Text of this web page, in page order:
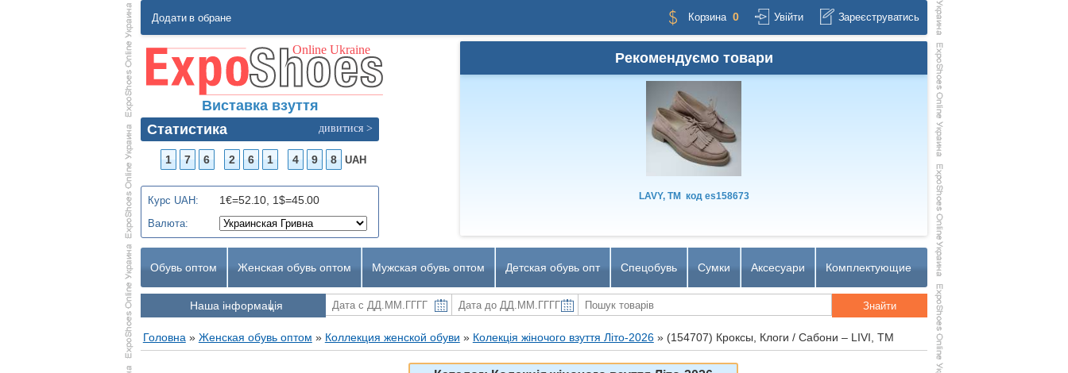
Додати в обране Корзина 0 Увійти Зареєструватись
Виставка взуття
Статистика
дивитися >
1 7 6 2 6 1 4 9 8 UAH
Курс UAH: 1€=52.10, 1$=45.00
Валюта:
Рекомендуємо товари
LAVY, TM кодes158673
Обувь оптом Женская обувь оптом Мужская обувь оптом Детская обувь опт Спецобувь Сумки Аксесуари Комплектующие
Наша інформація
Головна » Женская обувь оптом » Коллекция женской обуви » Колекція жіночого взуття Літо-2026» (154707) Кроксы, Клоги / Сабони – LIVI, TM